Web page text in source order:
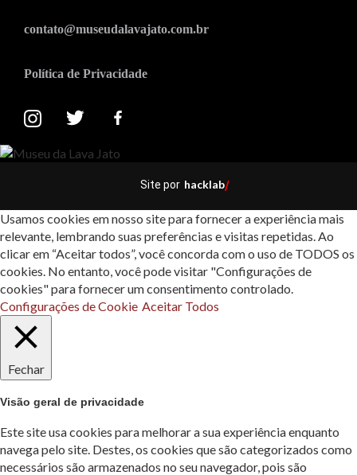
contato@museudalavajato.com.br
Política de Privacidade
Site por hacklab/
Usamos cookies em nosso site para fornecer a experiência mais
relevante, lembrando suas preferências e visitas repetidas. Ao
clicar em “Aceitar todos”, você concorda com o uso de TODOS os
cookies. No entanto, você pode visitar "Configurações de
cookies" para fornecer um consentimento controlado.
Configurações de Cookie Aceitar Todos
Fechar
Visão geral de privacidade
Este site usa cookies para melhorar a sua experiência enquanto
navega pelo site. Destes, os cookies que são categorizados como
necessários são armazenados no seu navegador, pois são